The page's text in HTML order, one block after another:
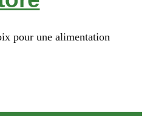
pour une alimentation